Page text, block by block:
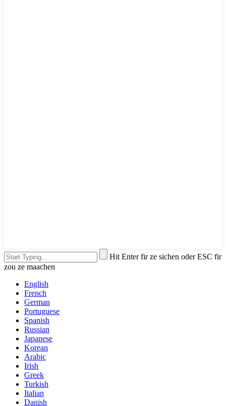
Hit Enter fir ze sichen oder ESC fir
zou ze maachen
English
French
German
Portuguese
Spanish
Russian
Japanese
Korean
Arabic
Irish
Greek
Turkish
Italian
Danish